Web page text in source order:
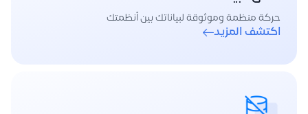
حركة منظمة وموثوقة لبياناتك بين أنظمتك
اكتشف المزيد